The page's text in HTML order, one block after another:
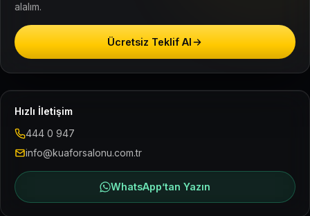
alalım.
Ücretsiz Teklif Al
Hızlı İletişim
444 0 947
info@kuaforsalonu.com.tr
WhatsApp’tan Yazın